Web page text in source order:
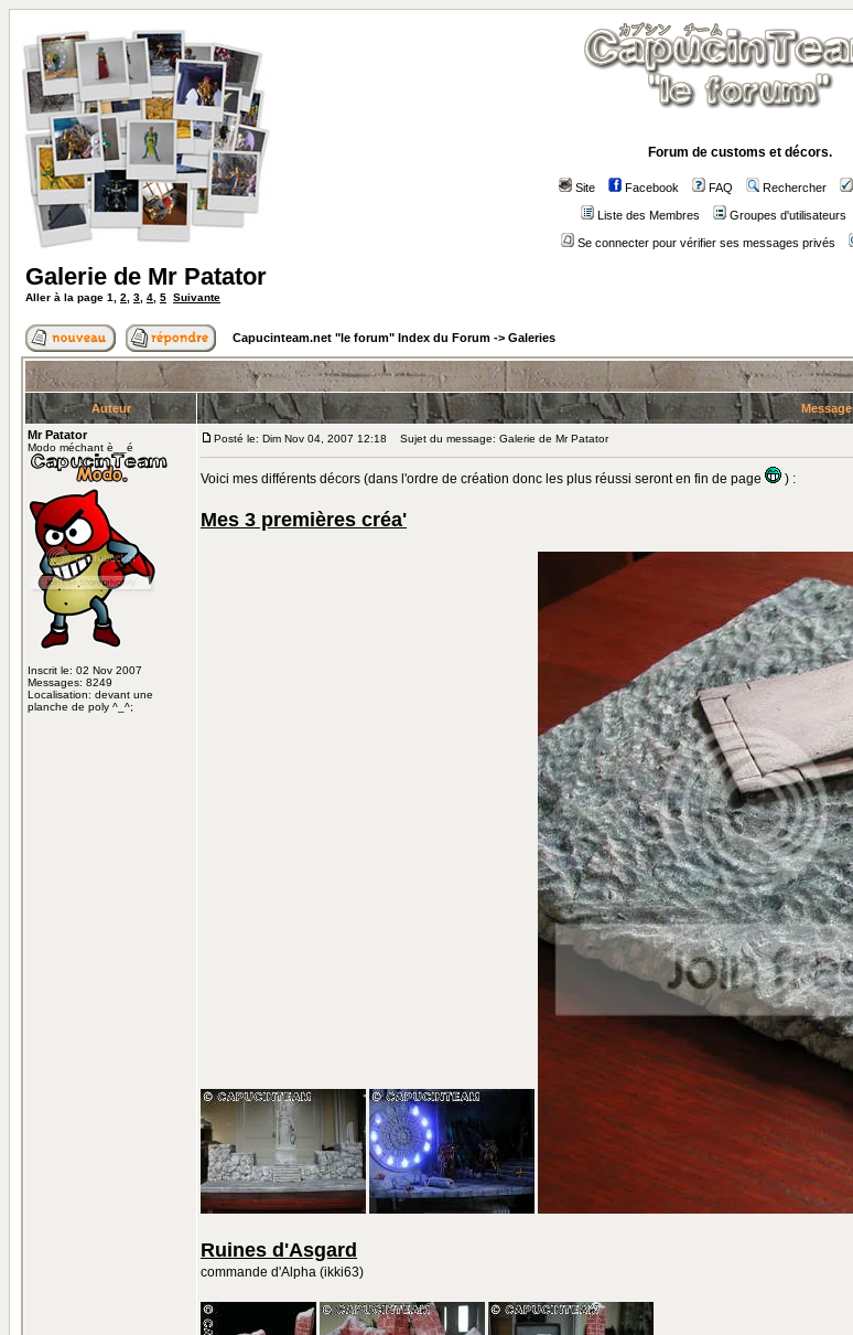
Forum de customs et décors.
Site Facebook FAQ Rechercher
Liste des Membres Groupes d'utilisateurs
Se connecter pour vérifier ses messages privés
Galerie de Mr Patator
Aller à la page 1 2 3 4 5 Suivante
Capucinteam.net "le forum" Index du Forum -> Galeries
Auteur
Message
Mr Patator
Modo méchant è__é
Inscrit le: 02 Nov 2007
Messages: 8249
Localisation: devant une
planche de poly ^_^;
Posté le: Dim Nov 04, 2007 12:18 Sujet du message: Galerie de Mr Patator
Voici mes différents décors (dans l'ordre de création donc les plus réussi seront en fin de page ) :
Mes 3 premières créa'
Ruines d'Asgard
commande d'Alpha (ikki63)